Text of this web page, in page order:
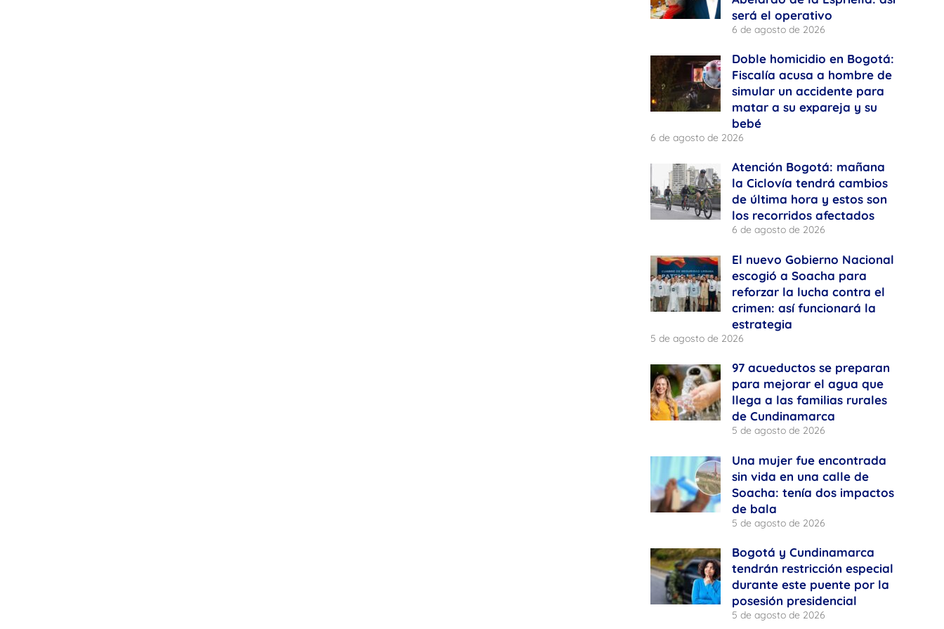
será el operativo
6 de agosto de 2026
Doble homicidio en Bogotá:
Fiscalía acusa a hombre de
simular un accidente para
matar a su expareja y su
bebé
6 de agosto de 2026
Atención Bogotá: mañana
la Ciclovía tendrá cambios
de última hora y estos son
los recorridos afectados
6 de agosto de 2026
El nuevo Gobierno Nacional
escogió a Soacha para
reforzar la lucha contra el
crimen: así funcionará la
estrategia
5 de agosto de 2026
97 acueductos se preparan
para mejorar el agua que
llega a las familias rurales
de Cundinamarca
5 de agosto de 2026
Una mujer fue encontrada
sin vida en una calle de
Soacha: tenía dos impactos
de bala
5 de agosto de 2026
Bogotá y Cundinamarca
tendrán restricción especial
durante este puente por la
posesión presidencial
5 de agosto de 2026